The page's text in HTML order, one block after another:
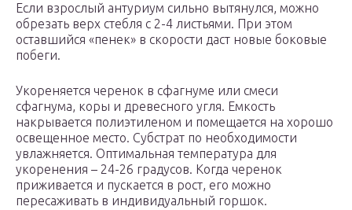
Если взрослый антуриум сильно вытянулся, можно
обрезать верх стебля с 2-4 листьями. При этом
оставшийся «пенек» в скорости даст новые боковые
побеги.
Укореняется черенок в сфагнуме или смеси
сфагнума, коры и древесного угля. Емкость
накрывается полиэтиленом и помещается на хорошо
освещенное место. Субстрат по необходимости
увлажняется. Оптимальная температура для
укоренения – 24-26 градусов. Когда черенок
приживается и пускается в рост, его можно
пересаживать в индивидуальный горшок.